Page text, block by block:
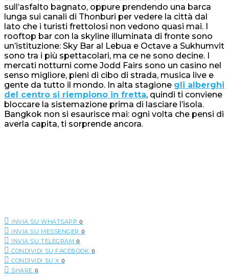
sull’asfalto bagnato, oppure prendendo una barca
lunga sui canali di Thonburi per vedere la città dal
lato che i turisti frettolosi non vedono quasi mai. I
rooftop bar con la skyline illuminata di fronte sono
un’istituzione: Sky Bar al Lebua e Octave a Sukhumvit
sono tra i più spettacolari, ma ce ne sono decine. I
mercati notturni come Jodd Fairs sono un casino nel
senso migliore, pieni di cibo di strada, musica live e
gente da tutto il mondo. In alta stagione gli alberghi
del centro si riempiono in fretta, quindi ti conviene
bloccare la sistemazione prima di lasciare l’isola.
Bangkok non si esaurisce mai: ogni volta che pensi di
averla capita, ti sorprende ancora.
INVIA SU WHATSAPP 0
INVIA SU MESSENGER 0
INVIA SU TELEGRAM 0
CONDIVIDI SU FACEBOOK 0
CONDIVIDI SU X 0
SHARE 0